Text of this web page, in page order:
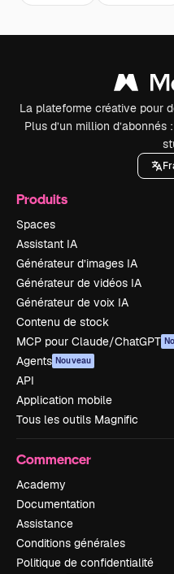
La plateforme créative pour
Plus d’un million
Produits
Spaces
Assistant IA
Générateur d’images IA
Générateur de vidéos IA
Générateur de voix IA
Contenu de stock
MCP pour Claude/ChatGPT
Agents Nouveau
API
Application mobile
Tous les outils Magnific
Commencer
Academy
Documentation
Assistance
Conditions générales
Politique de confidentialité